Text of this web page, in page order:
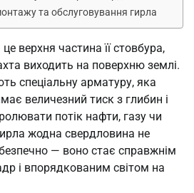
та обслуговування гирла
верхня частина її стовбура,
виходить на поверхню землі.
спеціальну арматуру, яка
величезний тиск з глибин і
потік нафти, газу чи
жодна свердловина не
— воно стає справжнім
і впорядкованим світом на